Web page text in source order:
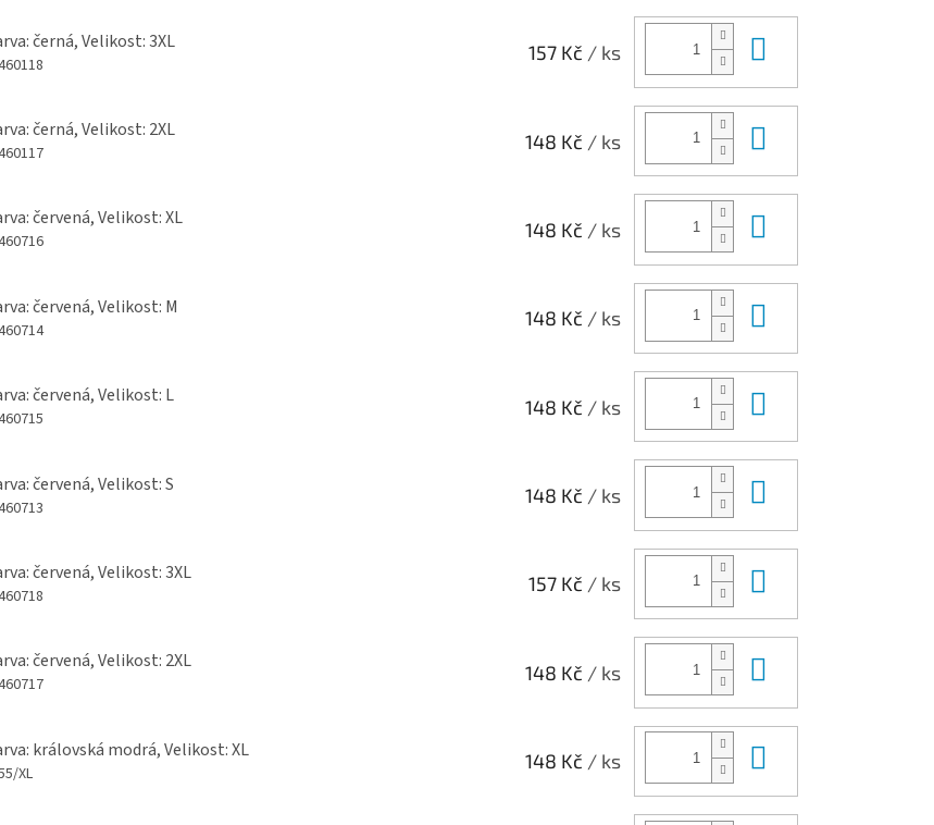
černá, Velikost: 3XL 157 Kč / ks
černá, Velikost: 2XL 148 Kč / ks
červená, Velikost: XL 148 Kč / ks
červená, Velikost: M 148 Kč / ks
červená, Velikost: L 148 Kč / ks
červená, Velikost: S 148 Kč / ks
červená, Velikost: 3XL 157 Kč / ks
červená, Velikost: 2XL 148 Kč / ks
královská modrá, Velikost: XL
XL
148 Kč / ks